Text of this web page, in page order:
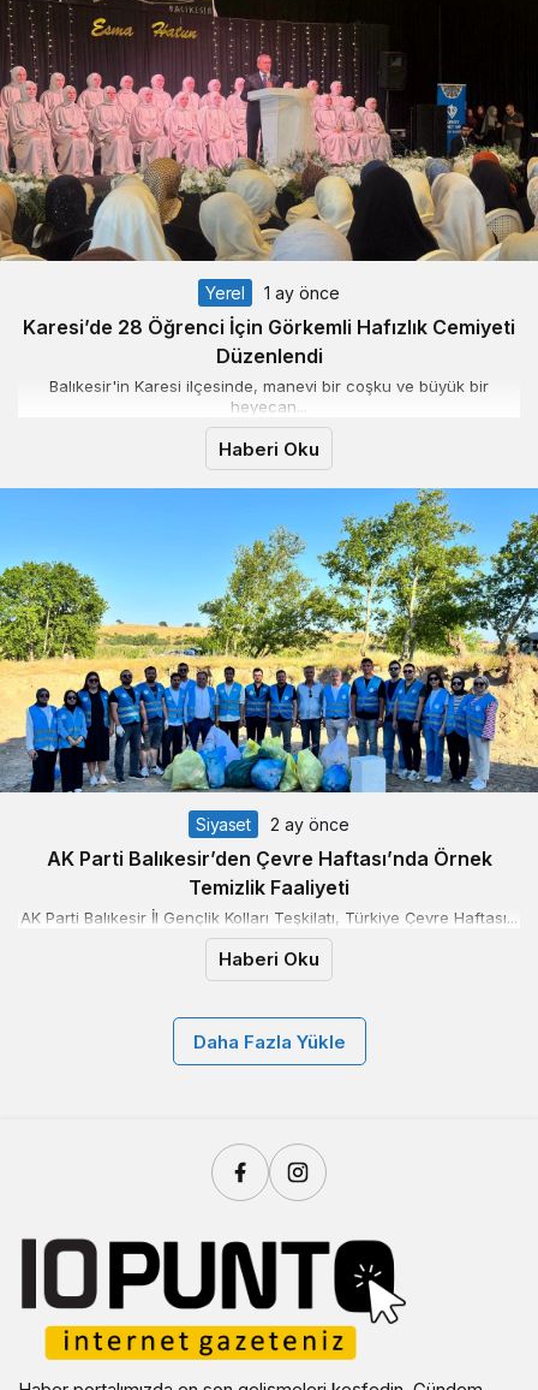
Yerel 1 ay önce
Karesi’de 28 Öğrenci İçin Görkemli Hafızlık Cemiyeti
Düzenlendi
Balıkesir'in Karesi ilçesinde, manevi bir coşku ve büyük bir
heyecan...
Haberi Oku
Siyaset 2 ay önce
AK Parti Balıkesir’den Çevre Haftası’nda Örnek
Temizlik Faaliyeti
AK Parti Balıkesir İl Gençlik Kolları Teşkilatı, Türkiye Çevre Haftası...
Haberi Oku
Daha Fazla Yükle